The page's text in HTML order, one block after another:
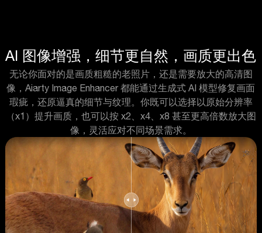
AI 图像增强，细节更自然，画质更出色
无论你面对的是画质粗糙的老照片，还是需要放大的高清图
像，Aiarty Image Enhancer 都能通过生成式 AI 模型修复画面
瑕疵，还原逼真的细节与纹理。你既可以选择以原始分辨率
（x1）提升画质，也可以按 x2、x4、x8 甚至更高倍数放大图
像，灵活应对不同场景需求。